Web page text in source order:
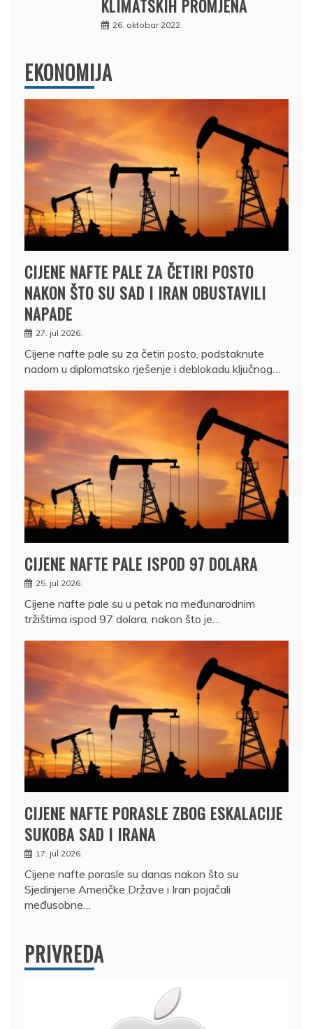
KLIMATSKIH PROMJENA
26. oktobar 2022.
EKONOMIJA
CIJENE NAFTE PALE ZA ČETIRI POSTO
NAKON ŠTO SU SAD I IRAN OBUSTAVILI
NAPADE
27. jul 2026.
Cijene nafte pale su za četiri posto, podstaknute
nadom u diplomatsko rješenje i deblokadu ključnog…
CIJENE NAFTE PALE ISPOD 97 DOLARA
25. jul 2026.
Cijene nafte pale su u petak na međunarodnim
tržištima ispod 97 dolara, nakon što je…
CIJENE NAFTE PORASLE ZBOG ESKALACIJE
SUKOBA SAD I IRANA
17. jul 2026.
Cijene nafte porasle su danas nakon što su
Sjedinjene Američke Države i Iran pojačali
međusobne…
PRIVREDA